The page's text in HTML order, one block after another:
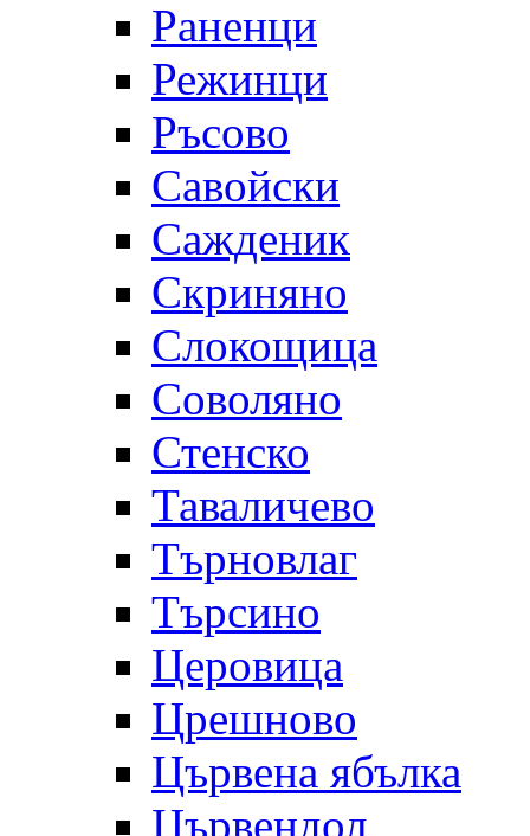
Раненци
Режинци
Ръсово
Савойски
Сажденик
Скриняно
Слокощица
Соволяно
Стенско
Таваличево
Търновлаг
Търсино
Церовица
Црешново
Цървена ябълка
Цървендол